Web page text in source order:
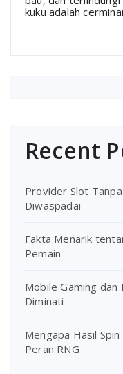
kuku adalah
Recent
Provider Slot
Diwaspadai
Fakta Menarik
Pemain
Mobile Gaming dan
Diminati
Mengapa Hasil
Peran RNG